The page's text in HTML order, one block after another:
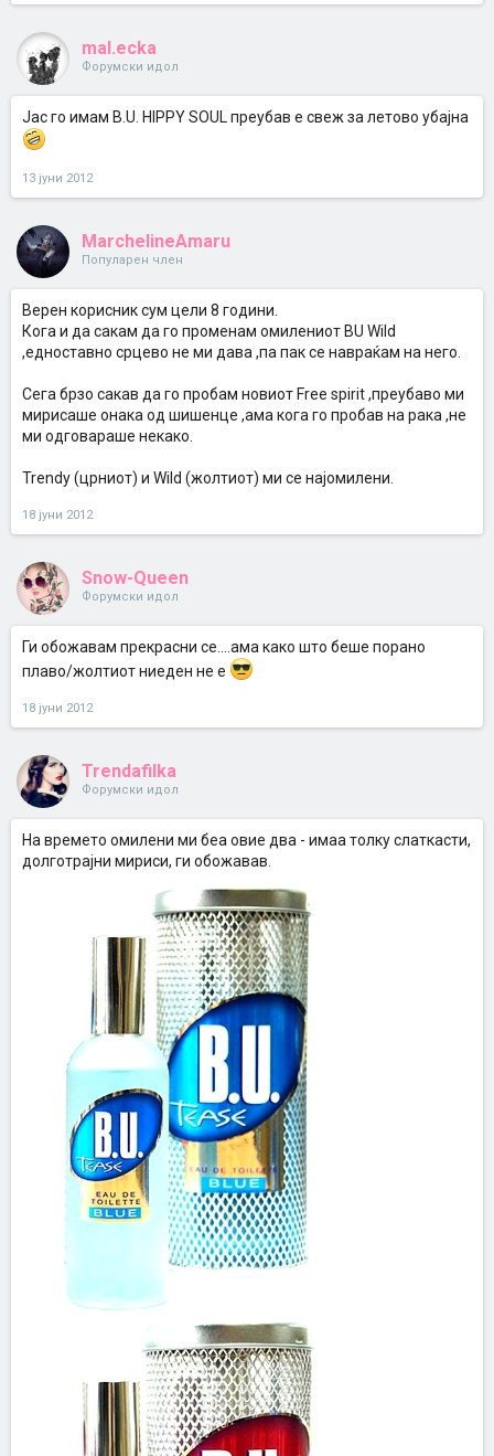
mal.ecka
Форумски идол
Јас го имам B.U. HIPPY SOUL преубав е свеж за летово убајна
13 јуни 2012
MarchelineAmaru
Популарен член
Верен корисник сум цели 8 години.
Кога и да сакам да го променам омилениот BU Wild
,едноставно срцево не ми дава ,па пак се навраќам на него.
Сега брзо сакав да го пробам новиот Free spirit ,преубаво ми
мирисаше онака од шишенце ,ама кога го пробав на рака ,не
ми одговараше некако.
Trendy (црниот) и Wild (жолтиот) ми се најомилени.
18 јуни 2012
Snow-Queen
Форумски идол
Ги обожавам прекрасни се....ама како што беше порано
плаво/жолтиот ниеден не е
18 јуни 2012
Trendafilka
Форумски идол
На времето омилени ми беа овие два - имаа толку слаткасти,
долготрајни мириси, ги обожавав.